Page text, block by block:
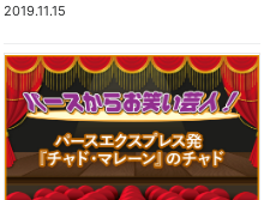
2019.11.15